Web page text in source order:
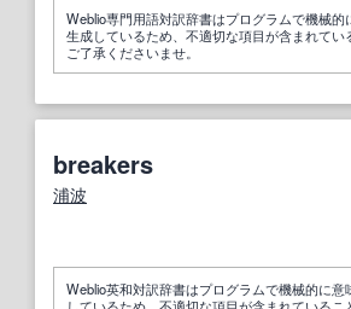
Weblio専門用語対訳辞書はプログラムで機械的
生成しているため、不適切な項目が含まれてい
ご了承くださいませ。
breakers
浦波
Weblio英和対訳辞書はプログラムで機械的に意